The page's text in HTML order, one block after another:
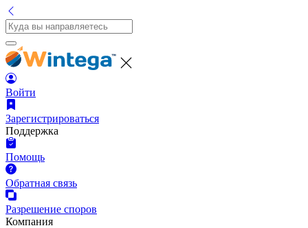
Войти
Зарегистрироваться
Поддержка
Помощь
Обратная связь
Разрешение споров
Компания